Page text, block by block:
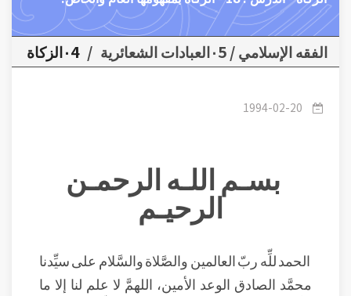
الفقه الإسلامي / ٠5العبادات الشعائرية / ٠4الزكاة
1994-02-20
بسـم اللـه الرحمـن
الرحيـم
الحمد للِّه ربّ العالمين والصَّلاة والسَّلام على سيِّدنا
محمَّد الصادق الوعد الأمين، اللهمَّ لا علم لنا إلا ما